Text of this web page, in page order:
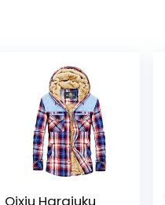
Qixiu Harajuku